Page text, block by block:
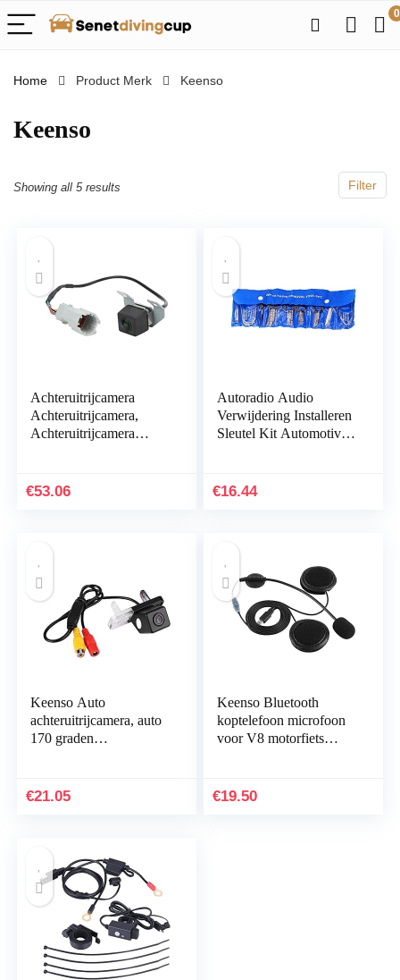
0
Home Product Merk ‎Keenso
‎Keenso
Filter
Showing all 5 results
Achteruitrijcamera
Achteruitrijcamera,
Achteruitrijcamera
Waterdichte Vervanging
€53.06
Autoradio Audio
Verwijdering Installeren
Sleutel Kit Automotive
Verwijdering Sleutels…
€16.44
Keenso Auto
achteruitrijcamera, auto
170 graden
waterdicht
€21.05
Keenso Bluetooth
koptelefoon microfoon
voor V8 motorfiets
Elektronische
€19.50